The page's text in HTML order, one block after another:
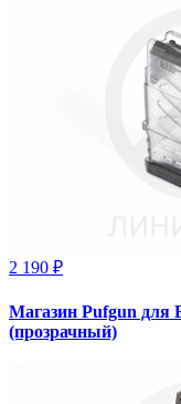
2 190 ₽
Магазин Pufgun для
(прозрачный)